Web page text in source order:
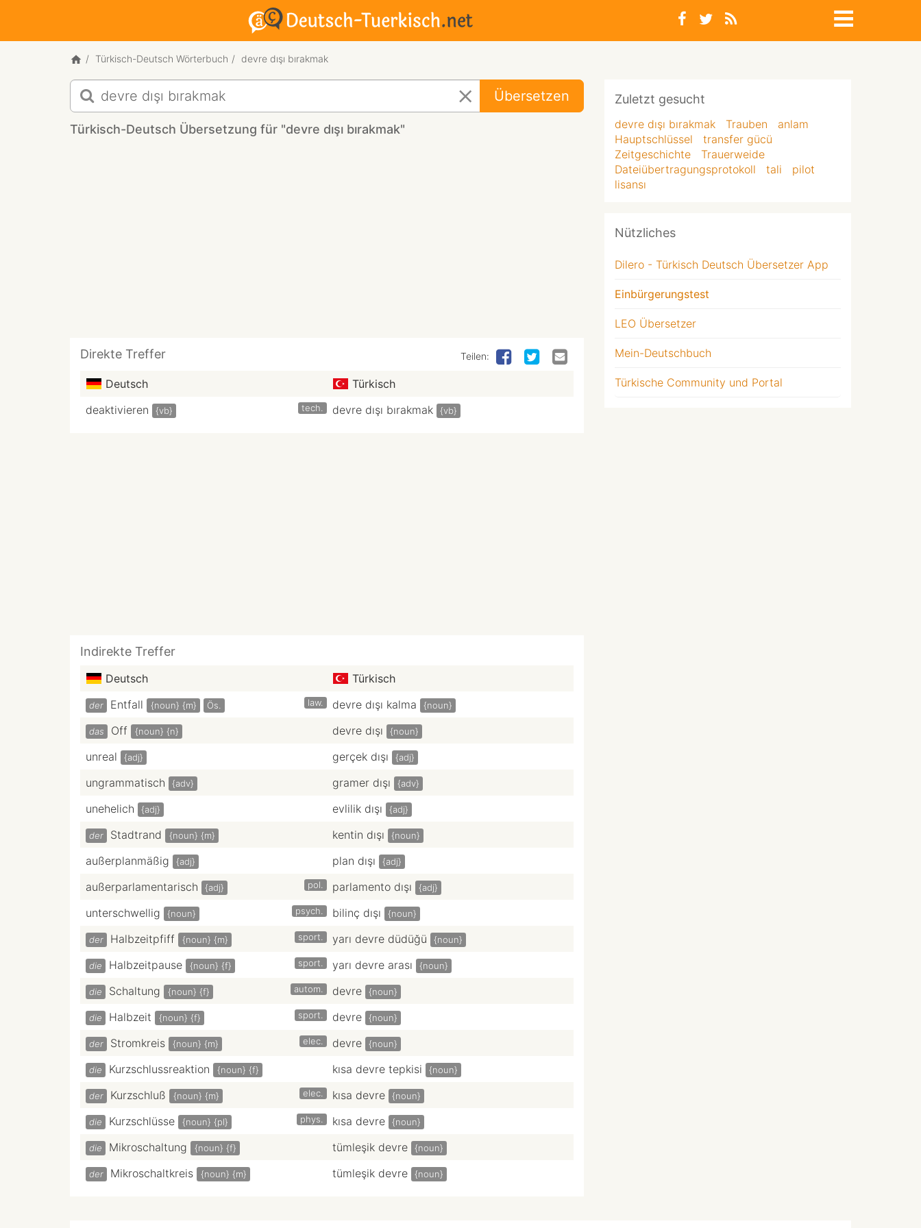
Türkisch-Deutsch Wörterbuch devre dışı bırakmak
Türkisch-
Deutsch
Übersetzung
für
Übersetzen
Türkisch-Deutsch Übersetzung für "devre dışı bırakmak"
Direkte Treffer Teilen:
Deutsch
Türkisch
deaktivieren
{vb} tech. devre dışı bırakmak {vb}
Indirekte Treffer
Deutsch Türkisch
der Entfall {noun} {m} Ös. law. devre dışı kalma {noun}
das Off {noun} {n} devre dışı {noun}
unreal {adj} gerçek dışı {adj}
ungrammatisch {adv} gramer dışı {adv}
unehelich {adj} evlilik dışı {adj}
der Stadtrand {noun} {m} kentin dışı {noun}
außerplanmäßig {adj} plan dışı {adj}
außerparlamentarisch {adj} pol. parlamento dışı {adj}
unterschwellig {noun} psych. bilinç dışı {noun}
der Halbzeitpfiff {noun} {m} sport. yarı devre düdüğü {noun}
die Halbzeitpause {noun} {f} sport. yarı devre arası {noun}
die Schaltung {noun} {f} autom. devre {noun}
die Halbzeit {noun} {f} sport. devre {noun}
der Stromkreis {noun} {m} elec. devre {noun}
die Kurzschlussreaktion {noun} {f} kısa devre tepkisi {noun}
der Kurzschluß {noun} {m} elec. kısa devre {noun}
die Kurzschlüsse {noun} {pl} phys. kısa devre {noun}
die Mikroschaltung {noun} {f} tümleşik devre {noun}
der Mikroschaltkreis {noun} {m} tümleşik devre {noun}
Zuletzt gesucht
devre dışı bırakmak Trauben
anlam
Hauptschlüssel
transfer gücü
Zeitgeschichte
Trauerweide
Dateiübertragungsprotokoll
tali
pilot
lisansı
Nützliches
Dilero - Türkisch Deutsch Übersetzer App
Einbürgerungstest
LEO Übersetzer
Mein-Deutschbuch
Türkische Community und Portal